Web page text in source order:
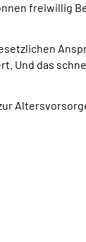
freiwillig
Und das